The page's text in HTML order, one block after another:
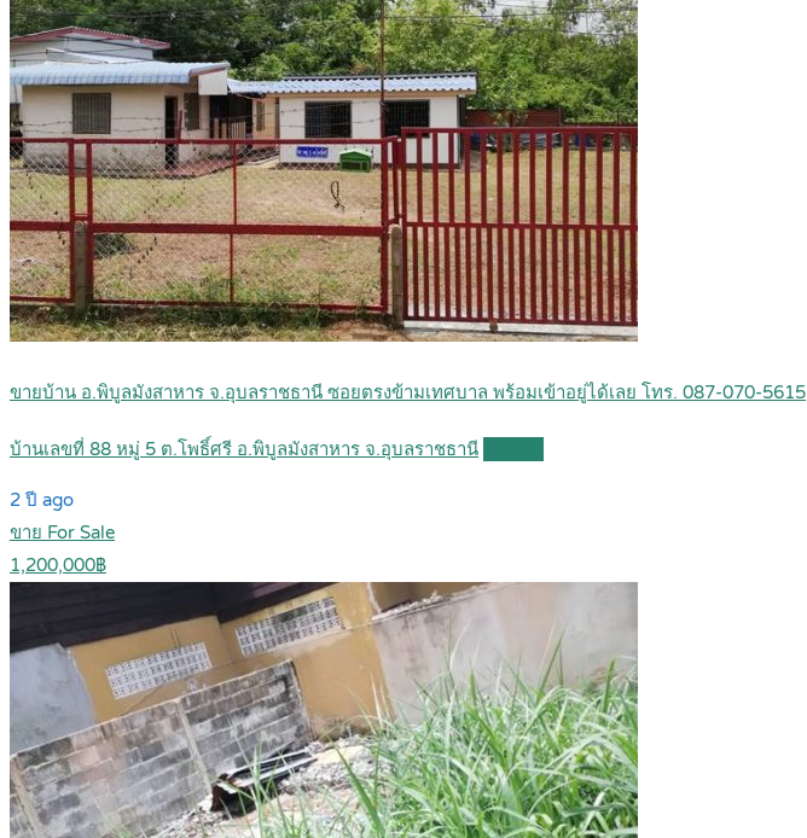
ขายบ้าน อ.พิบูลมังสาหาร จ.อุบลราชธานี ซอยตรงข้ามเทศบาล พร้อมเข้าอยู่ได้เลย โทร. 087-070-5615
บ้านเลขที่ 88 หมู่ 5 ต.โพธิ์ศรี อ.พิบูลมังสาหาร จ.อุบลราชธานี
2 ปี ago
ขาย For Sale
1,200,000฿